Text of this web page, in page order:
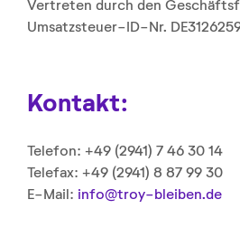
Vertreten durch den
Umsatzsteuer-ID-Nr.
Kontakt:
Telefon: +49 (2941) 7 46 30 14
Telefax: +49 (2941) 8 87 99 30
E-Mail: info@troy-bleiben.de